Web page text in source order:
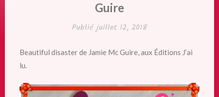
Guire
Publiéjuillet 12, 2018
Beautiful disaster de Jamie Mc Guire, aux Éditions J’ai
lu.